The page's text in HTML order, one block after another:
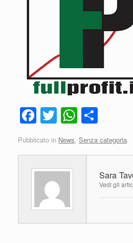
F
a
c
e
b
o
o
k
T
wi
tt
er
W
h
at n
vi
di
Pubblicato in News, Senza categoria.
Sara
Vedi gli